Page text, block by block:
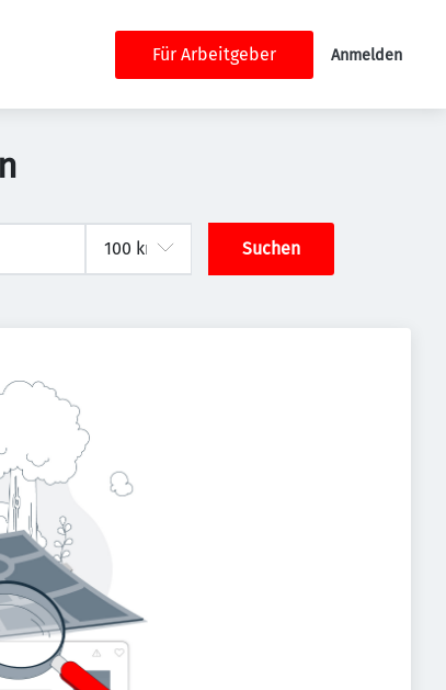
Für Arbeitgeber Anmelden
Suchen